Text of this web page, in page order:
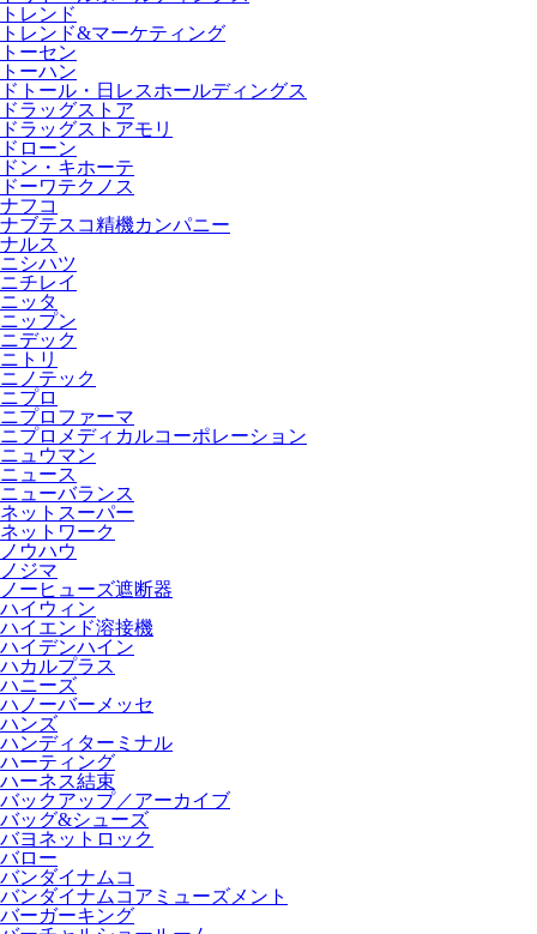
トレンド
トレンド&マーケティング
トーセン
トーハン
ドトール・日レスホールディングス
ドラッグストア
ドラッグストアモリ
ドローン
ドン・キホーテ
ドーワテクノス
ナフコ
ナブテスコ精機カンパニー
ナルス
ニシハツ
ニチレイ
ニッタ
ニップン
ニデック
ニトリ
ニノテック
ニプロ
ニプロファーマ
ニプロメディカルコーポレーション
ニュウマン
ニュース
ニューバランス
ネットスーパー
ネットワーク
ノウハウ
ノジマ
ノーヒューズ遮断器
ハイウィン
ハイエンド溶接機
ハイデンハイン
ハカルプラス
ハニーズ
ハノーバーメッセ
ハンズ
ハンディターミナル
ハーティング
ハーネス結束
バックアップ／アーカイブ
バッグ&シューズ
バヨネットロック
バロー
バンダイナムコ
バンダイナムコアミューズメント
バーガーキング